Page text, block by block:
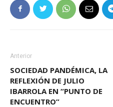
Anterior
SOCIEDAD PANDÉMICA, LA
REFLEXIÓN DE JULIO
IBARROLA EN “PUNTO DE
ENCUENTRO”